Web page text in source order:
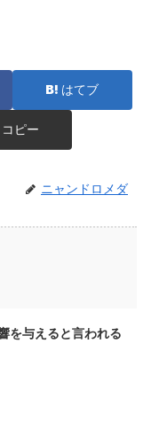
はてブ
コピー
ニャンドロメダ
を与えると言われる